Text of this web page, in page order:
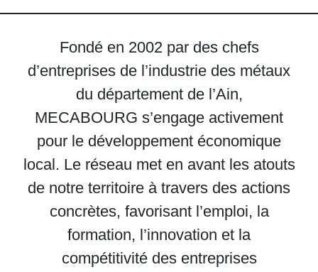
Fondé en 2002 par des chefs
d’entreprises de l’industrie des métaux
du département de l’Ain,
MECABOURG s’engage activement
pour le développement économique
local. Le réseau met en avant les atouts
de notre territoire à travers des actions
concrètes, favorisant l’emploi, la
formation, l’innovation et la
compétitivité des entreprises